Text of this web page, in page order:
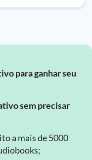
para ganhar seu
sem precisar
a mais de 5000